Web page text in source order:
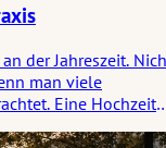
der Jahreszeit.
man viele
Eine Hochzeit